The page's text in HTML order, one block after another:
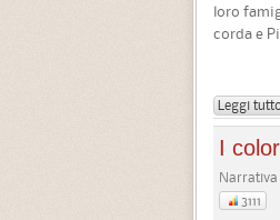
loro
corda e
Leggi
I
3111